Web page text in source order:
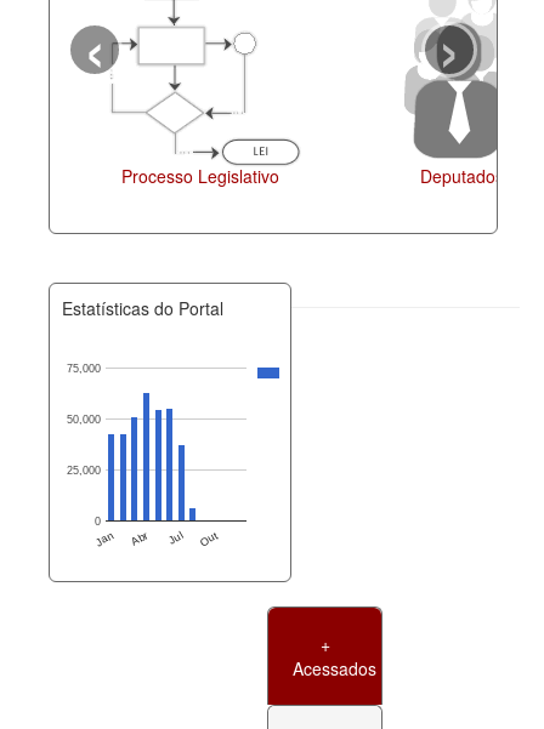
Processo Legislativo Deputados
‹ ›
Estatísticas do Portal
Jan Abr Jul Out
0
25,000
50,000
75,000
+
Acessados